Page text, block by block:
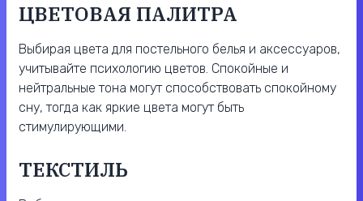
ЦВЕТОВАЯ ПАЛИТРА
Выбирая цвета для постельного белья и аксессуаров,
учитывайте психологию цветов. Спокойные и
нейтральные тона могут способствовать спокойному
сну, тогда как яркие цвета могут быть
стимулирующими.
ТЕКСТИЛЬ